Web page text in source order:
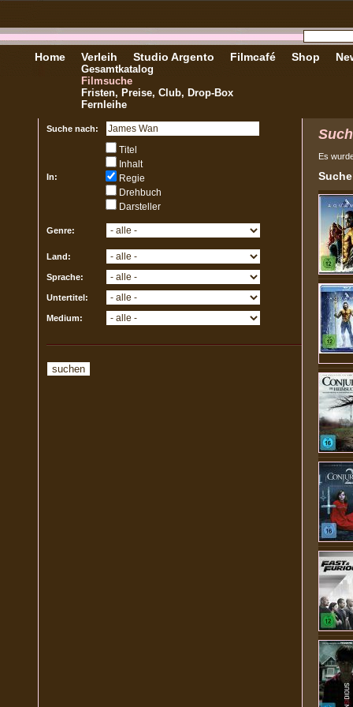
Home Verleih
Gesamtkatalog
Filmsuche
Fristen, Preise, Club, Drop-Box
Fernleihe
Studio Argento Filmcafé Shop
Suche nach:
In:
Titel
Inhalt
Regie
Drehbuch
Darsteller
Genre:
Land:
Sprache:
Untertitel:
Medium:
Es